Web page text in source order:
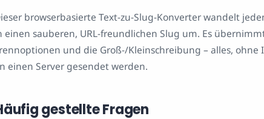
browserbasierte Text-zu-Slug-Konverter wandelt
einen sauberen, URL-freundlichen Slug um. Es
und die Groß-/Kleinschreibung – alles, ohne
einen Server gesendet werden.
gestellte Fragen